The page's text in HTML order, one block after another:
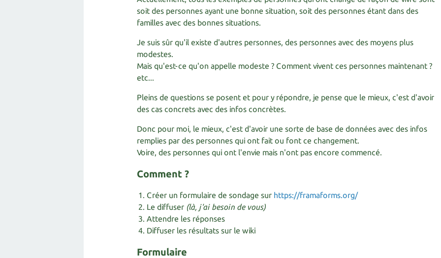
soit des personnes ayant une bonne situation, soit des personnes étant dans des
familles avec des bonnes situations.
Je suis sûr qu'il existe d'autres personnes, des personnes avec des moyens plus
modestes.
Mais qu'est-ce qu'on appelle modeste ? Comment vivent ces personnes maintenant ?
etc...
Pleins de questions se posent et pour y répondre, je pense que le mieux, c'est d'avoir
des cas concrets avec des infos concrètes.
Donc pour moi, le mieux, c'est d'avoir une sorte de base de données avec des infos
remplies par des personnes qui ont fait ou font ce changement.
Voire, des personnes qui ont l'envie mais n'ont pas encore commencé.
Comment ?​
Créer un formulaire de sondage sur https://framaforms.org/
Le diffuser (là, j'ai besoin de vous)
Attendre les réponses
Diffuser les résultats sur le wiki
Formulaire